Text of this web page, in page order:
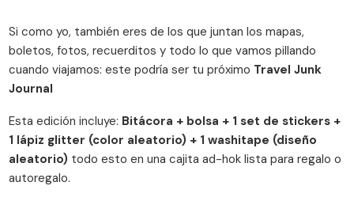
Si como yo, también eres de los que juntan los mapas,
boletos, fotos, recuerditos y todo lo que vamos pillando
cuando viajamos: este podría ser tu próximo Travel Junk
Journal
Esta edición incluye: Bitácora + bolsa + 1 set de stickers +
1 lápiz glitter (color aleatorio) + 1 washitape (diseño
aleatorio) todo esto en una cajita ad-hok lista para regalo o
autoregalo.